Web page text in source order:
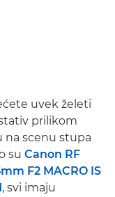
uvek želeti
prilikom
na scenu stupa
su Canon RF
F2 MACRO IS
, svi imaju